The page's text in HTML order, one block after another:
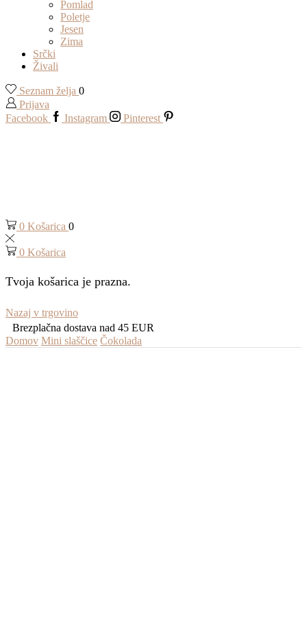
Pomlad
Poletje
Jesen
Zima
Srčki
Živali
Seznam želja 0
Prijava
Facebook
Instagram Pinterest
0 Košarica 0
0 Košarica
Tvoja košarica je prazna.
Nazaj v trgovino
Brezplačna dostava nad 45 EUR
Domov Mini slaščice Čokolada